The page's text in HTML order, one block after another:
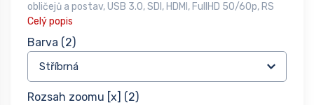
obličejů a postav, USB 3.0, SDI, HDMI, FullHD 50/60p, RS
Celý popis
Barva (2)
Rozsah zoomu [x] (2)